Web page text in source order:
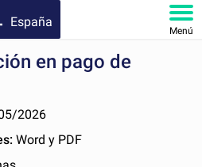
España
Menú
en pago de
2026
Word y PDF